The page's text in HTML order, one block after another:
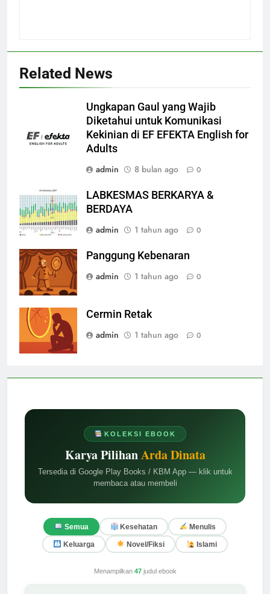
KOLEKSI EBOOK
Karya PilihanArda Dinata
Tersedia di Google Play Books / KBM App — klik untuk
membaca atau membeli
Semua Kesehatan Menulis
Keluarga Novel/Fiksi Islami
Menampilkan 47judul ebook
Related News
Ungkapan Gaul yang Wajib
Diketahui untuk Komunikasi
Kekinian di EF EFEKTA English for
Adults
admin
8 bulan ago 0
LABKESMAS BERKARYA &
BERDAYA
admin
1 tahun ago 0
Panggung Kebenaran
admin
1 tahun ago 0
Cermin Retak
admin
1 tahun ago 0